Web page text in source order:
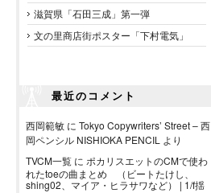
滋賀県「石田三成」第一弾
文の里商店街ポスター「下村電気」
最近のコメント
西岡範敏 に Tokyo Copywriters’ Street – 西
岡ペンシル NISHIOKA PENCIL より
TVCM一覧 に ポカリスエットのCMで使わ
れたtoeの曲まとめ （ビートたけし、
shing02、マイア・ヒラサワなど） | 1/f揺